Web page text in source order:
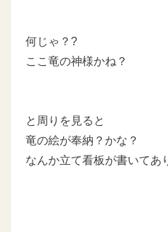
何じゃ？?
ここ竜の神様かね？
と周りを見ると
竜の絵が奉納？かな？
なんか立て看板が書いてあ